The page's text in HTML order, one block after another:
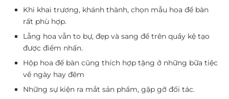
Khi khai trương, khánh thành, chọn mẫu hoa để bàn
rất phù hợp.
Lẵng hoa vẫn to bự, đẹp và sang để trên quầy kệ tạo
được điểm nhấn.
Hộp hoa để bàn cũng thích hợp tặng ở những bữa tiệc
về ngày hay đêm
Những sự kiện ra mắt sản phẩm, gặp gỡ đối tác.